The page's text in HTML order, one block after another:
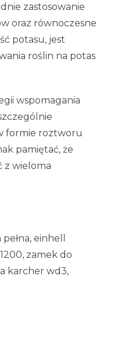
zastosowanie
oraz równoczesne
potasu, jest
roślin na potas
wspomagania
formie roztworu
pamiętać, że
z wieloma
einhell
zamek do
karcher wd3,